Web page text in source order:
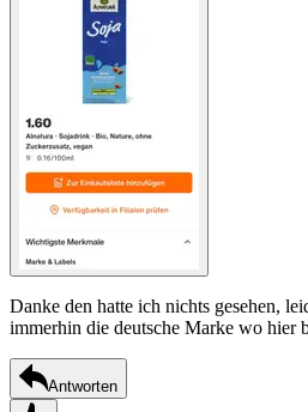
Danke den hatte ich nichts gesehen,
immerhin die deutsche Marke wo hier
Antworten